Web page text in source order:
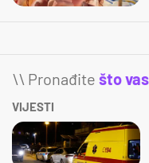
\\ Pronađite što
VIJESTI